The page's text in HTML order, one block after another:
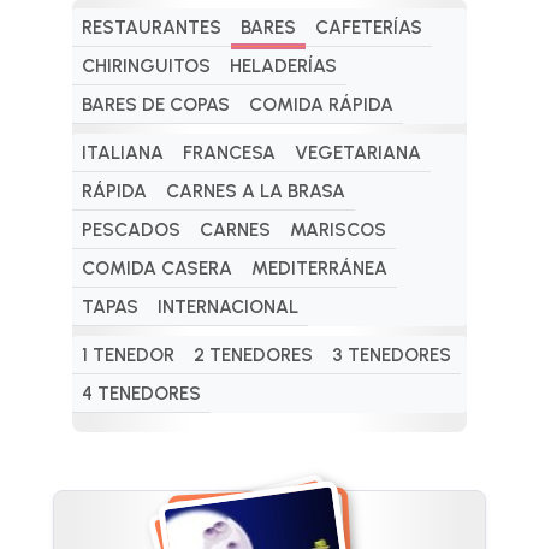
RESTAURANTES BARES
CAFETERÍAS
CHIRINGUITOS
HELADERÍAS
BARES DE COPAS
COMIDA RÁPIDA
ITALIANA FRANCESA
VEGETARIANA
RÁPIDA
CARNES A LA BRASA
PESCADOS
CARNES
MARISCOS
COMIDA CASERA
MEDITERRÁNEA
TAPAS
INTERNACIONAL
1 TENEDOR 2 TENEDORES
3 TENEDORES
4 TENEDORES